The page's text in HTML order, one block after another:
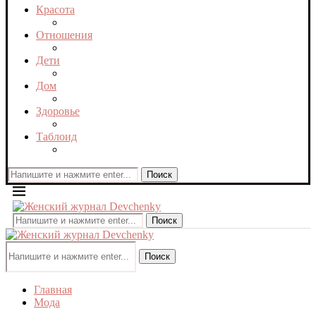
Красота
Отношения
Дети
Дом
Здоровье
Таблоид
Поиск
Поиск
Поиск
Главная
Мода